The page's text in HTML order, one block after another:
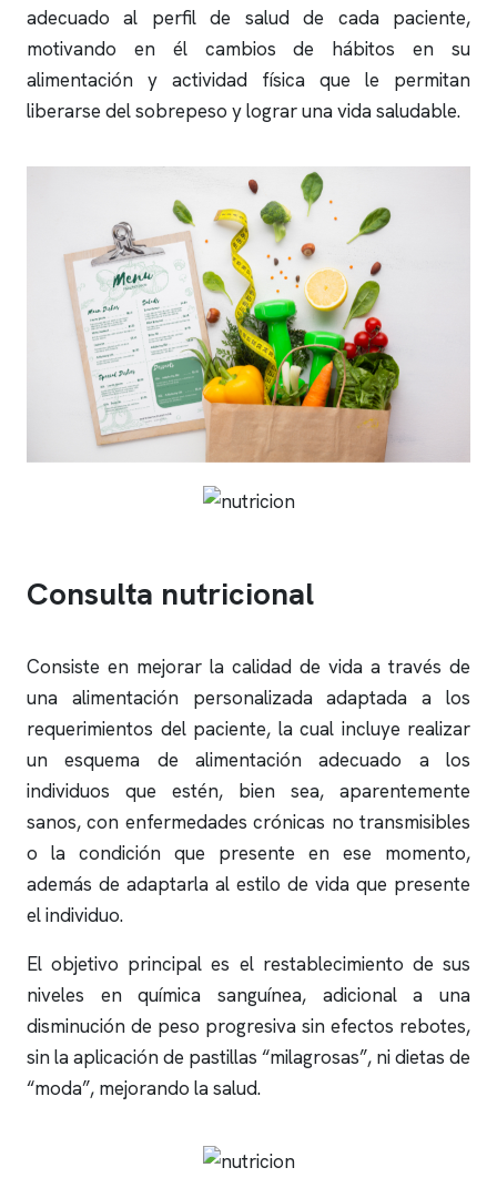
adecuado al perfil de salud de cada paciente,
motivando en él cambios de hábitos en su
alimentación y actividad física que le permitan
liberarse del sobrepeso y lograr una vida saludable.
Consulta nutricional
Consiste en mejorar la calidad de vida a través de
una alimentación personalizada adaptada a los
requerimientos del paciente, la cual incluye realizar
un esquema de alimentación adecuado a los
individuos que estén, bien sea, aparentemente
sanos, con enfermedades crónicas no transmisibles
o la condición que presente en ese momento,
además de adaptarla al estilo de vida que presente
el individuo.
El objetivo principal es el restablecimiento de sus
niveles en química sanguínea, adicional a una
disminución de peso progresiva sin efectos rebotes,
sin la aplicación de pastillas “milagrosas”, ni dietas de
“moda”, mejorando la salud.